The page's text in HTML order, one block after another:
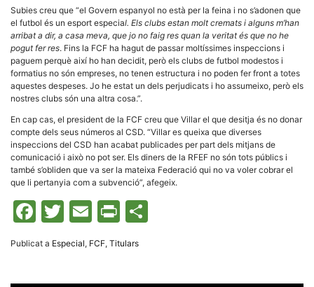
Subies creu que “el Govern espanyol no està per la feina i no s’adonen que
el futbol és un esport especial. Els clubs estan molt cremats i alguns m’han
arribat a dir, a casa meva, que jo no faig res quan la veritat és que no he
pogut fer res. Fins la FCF ha hagut de passar moltíssimes inspeccions i
paguem perquè així ho han decidit, però els clubs de futbol modestos i
formatius no són empreses, no tenen estructura i no poden fer front a totes
aquestes despeses. Jo he estat un dels perjudicats i ho assumeixo, però els
nostres clubs són una altra cosa.”.
En cap cas, el president de la FCF creu que Villar el que desitja és no donar
compte dels seus números al CSD. “Villar es queixa que diverses
inspeccions del CSD han acabat publicades per part dels mitjans de
comunicació i això no pot ser. Els diners de la RFEF no són tots públics i
també s’obliden que va ser la mateixa Federació qui no va voler cobrar el
que li pertanyia com a subvenció”, afegeix.
Facebook
Twitter
Email
Print
Publicat a Especial, FCF, Titulars
dades en el seu
dispositiu que
permeten que el
lloc funcioni tan
bé com sigui
possible. Si
rebutja
aquestes
cookies
desapareixeran
del lloc web.
Màrqueting